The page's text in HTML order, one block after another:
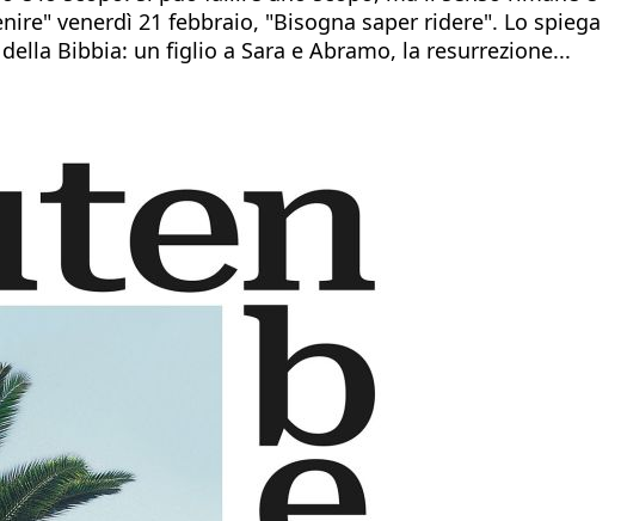
venerdì 21 febbraio, "Bisogna saper ridere". Lo spiega
Bibbia: un figlio a Sara e Abramo, la resurrezione...